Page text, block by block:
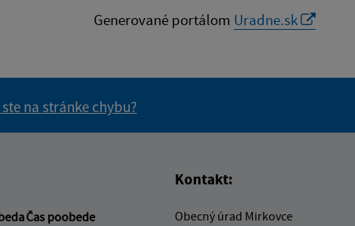
Generované portálom Uradne.sk
na stránke chybu?
Čas poobede
Kontakt:
Obecný úrad Mirkovce